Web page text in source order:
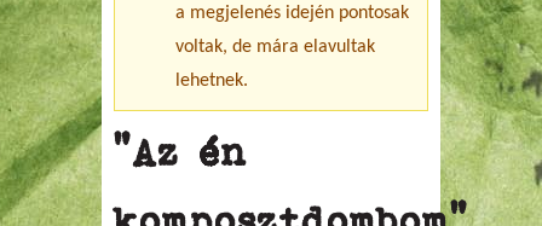
a megjelenés idején pontosak
voltak, de mára elavultak
lehetnek.
"Az én